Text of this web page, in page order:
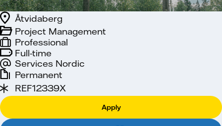
Full-time
Services Nordic
Project Management
Åtvidaberg
Professional
Permanent
REF12339X
Apply